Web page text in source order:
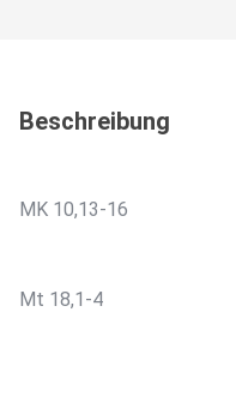
Beschreibung
MK 10,13-16
Mt 18,1-4